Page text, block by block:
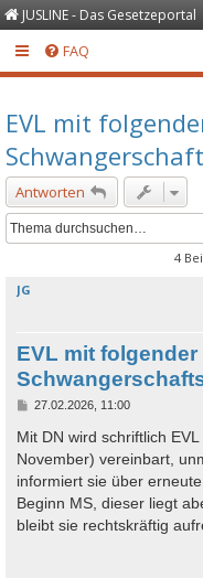
JUSLINE - Das Gesetzeportal
FAQ
EVL mit
Antworten
4
JG
EVL mit folgender
B
i
t
r
a
g
27.02.2026, 11:00
Mit DN wird schriftlich
November) vereinbart,
informiert sie über
Beginn MS, dieser liegt
bleibt sie rechtskräftig